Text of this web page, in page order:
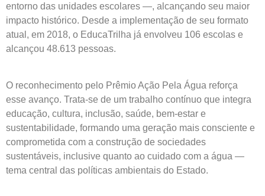
entorno das unidades escolares —, alcançando seu maior
impacto histórico. Desde a implementação de seu formato
atual, em 2018, o EducaTrilha já envolveu 106 escolas e
alcançou 48.613 pessoas.
O reconhecimento pelo Prêmio Ação Pela Água reforça
esse avanço. Trata-se de um trabalho contínuo que integra
educação, cultura, inclusão, saúde, bem-estar e
sustentabilidade, formando uma geração mais consciente e
comprometida com a construção de sociedades
sustentáveis, inclusive quanto ao cuidado com a água —
tema central das políticas ambientais do Estado.